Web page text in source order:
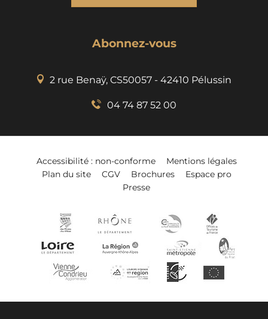
Abonnez-vous
2 rue Benaÿ, CS50057 - 42410 Pélussin
04 74 87 52 00
Accessibilité : non-conforme
Mentions légales
Plan du site
CGV Brochures
Espace pro
Presse